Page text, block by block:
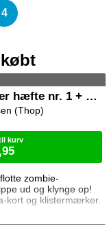
4
Zombie-kravlenisser hæfte nr. 1 + med til- og fra-kort og klistermærker
zombie-
ud og klynge op!
kort og klistermærker.
(Thop)
kurv